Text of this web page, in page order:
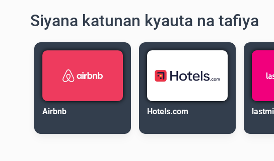
Siyana katunan kyauta na tafiya
Airbnb Hotels.com